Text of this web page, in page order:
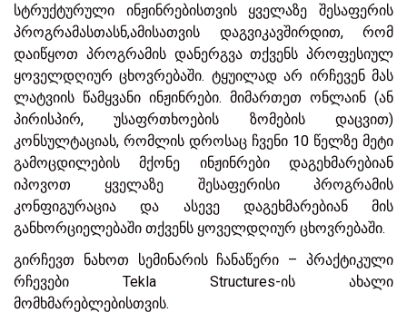
სტრუქტურული ინჟინრებისთვის ყველაზე შესაფერის
პროგრამასთასნ,ამისათვის დაგვიკავშირდით, რომ
დაიწყოთ პროგრამის დანერგვა თქვენს პროფესიულ
ყოველდღიურ ცხოვრებაში. ტყუილად არ ირჩევენ მას
ლატვიის წამყვანი ინჟინრები. მიმართეთ ონლაინ (ან
პირისპირ, უსაფრთხოების ზომების დაცვით)
კონსულტაციას, რომლის დროსაც ჩვენი 10 წელზე მეტი
გამოცდილების მქონე ინჟინრები დაგეხმარებიან
იპოვოთ ყველაზე შესაფერისი პროგრამის
კონფიგურაცია და ასევე დაგეხმარებიან მის
განხორციელებაში თქვენს ყოველდღიურ ცხოვრებაში.
გირჩევთ ნახოთ სემინარის ჩანაწერი – პრაქტიკული
რჩევები Tekla Structures-ის ახალი
მომხმარებლებისთვის.